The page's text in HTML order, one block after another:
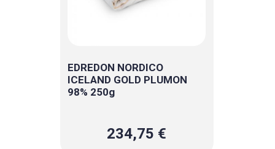
EDREDON NORDICO
ICELAND GOLD PLUMON
98% 250g
234,75 €